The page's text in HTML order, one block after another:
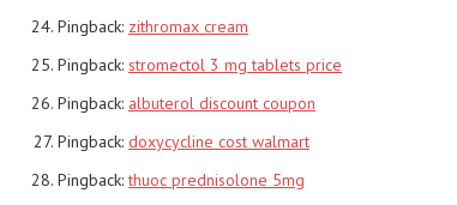
Pingback: zithromax cream
Pingback: stromectol 3 mg tablets price
Pingback: albuterol discount coupon
Pingback: doxycycline cost walmart
Pingback:thuoc prednisolone 5mg